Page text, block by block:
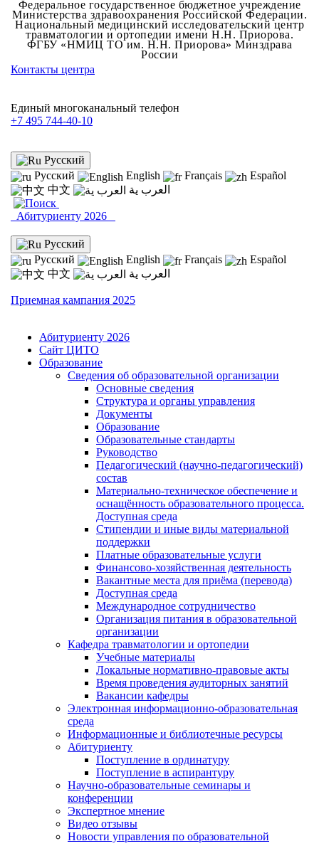
Федеральное государственное бюджетное учреждение
Министерства здравоохранения Российской Федерации.
Национальный медицинский исследовательский центр
травматологии и ортопедии имени Н.Н. Приорова.
ФГБУ «НМИЦ ТО им. Н.Н. Приорова» Минздрава
России
Контакты центра
Единый многоканальный телефон
+7 495 744-40-10
Русский
Русский
English Français
Español
中文
العرب ية
Абитуриенту 2026
Русский
Русский
English Français
Español
中文
العرب ية
Приемная кампания 2025
Абитуриенту 2026
Сайт ЦИТО
Образование
Сведения об образовательной организации
Основные сведения
Структура и органы управления
Документы
Образование
Образовательные стандарты
Руководство
Педагогический (научно-педагогический)
состав
Материально-техническое обеспечение и
оснащённость образовательного процесса.
Доступная среда
Стипендии и иные виды материальной
поддержки
Платные образовательные услуги
Финансово-хозяйственная деятельность
Вакантные места для приёма (перевода)
Доступная среда
Международное сотрудничество
Организация питания в образовательной
организации
Кафедра травматологии и ортопедии
Учебные материалы
Локальные нормативно-правовые акты
Время проведения аудиторных занятий
Вакансии кафедры
Электронная информационно-образовательная
среда
Информационные и библиотечные ресурсы
Абитуриенту
Поступление в ординатуру
Поступление в аспирантуру
Научно-образовательные семинары и
конференции
Экспертное мнение
Видео отзывы
Новости управления по образовательной